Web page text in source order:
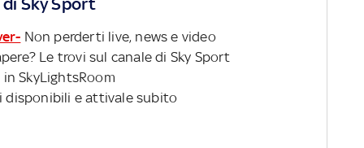
Non perderti live, news e video
Le trovi sul canale di Sky Sport
SkyLightsRoom
disponibili e attivale subito